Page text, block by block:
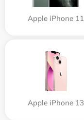
Apple iPhone 11
Apple iPhone 13